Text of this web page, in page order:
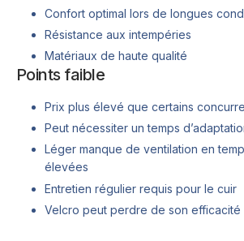
Confort optimal lors de longues
Résistance aux intempéries
Matériaux de haute qualité
Points faible
Prix plus élevé que certains
Peut nécessiter un temps
Léger manque de ventilation en
élevées
Entretien régulier requis pour le cuir
Velcro peut perdre de son efficacité